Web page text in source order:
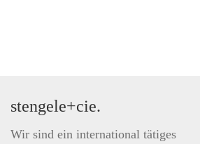
stengele+cie.
Wir sind ein international tätiges